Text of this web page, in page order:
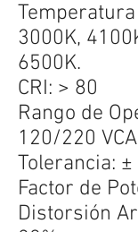
3000K,
6500K.
CRI: > 80
Rango de
120/220 VCA
Tolerancia: ±
Factor de
Distorsión